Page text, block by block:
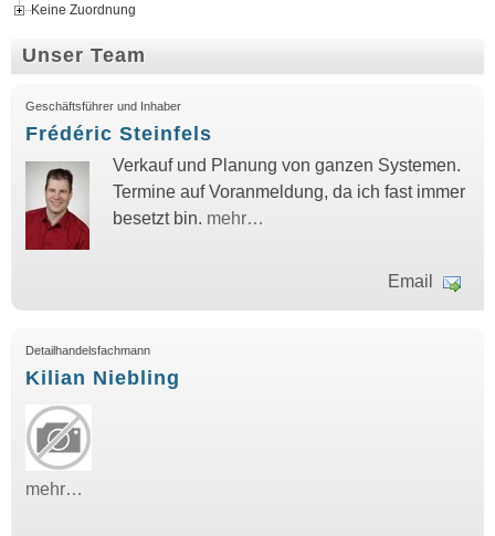
Keine Zuordnung
Unser Team
Geschäftsführer und Inhaber
Frédéric Steinfels
Verkauf und Planung von ganzen Systemen.
Termine auf Voranmeldung, da ich fast immer
besetzt bin. mehr…
Email
Detailhandelsfachmann
Kilian Niebling
mehr…